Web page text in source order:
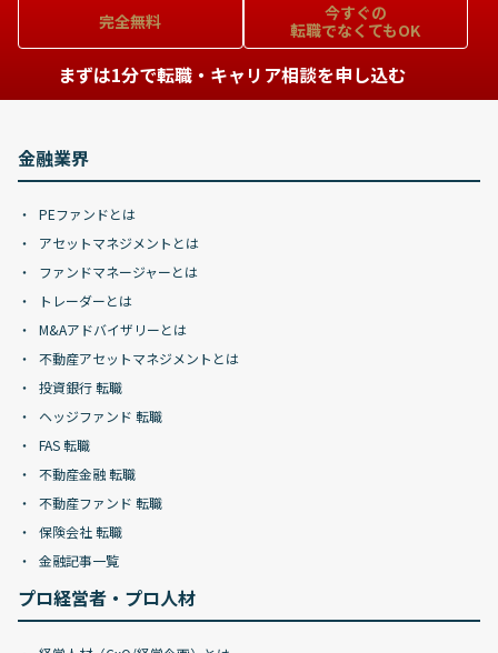
完全無料
今すぐの
転職でなくてもOK
まずは1分で転職・キャリア相談を申し込む
金融業界
PEファンドとは
アセットマネジメントとは
ファンドマネージャーとは
トレーダーとは
M&Aアドバイザリーとは
不動産アセットマネジメントとは
投資銀行 転職
ヘッジファンド 転職
FAS 転職
不動産金融 転職
不動産ファンド 転職
保険会社 転職
金融記事一覧
プロ経営者・プロ人材